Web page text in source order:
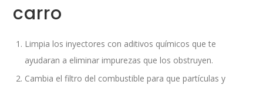
carro
Limpia los inyectores con aditivos químicos que te
ayudaran a eliminar impurezas que los obstruyen.
Cambia el filtro del combustible para que partículas y